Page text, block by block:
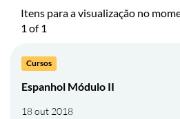
Itens para a visualização no
1 of 1
Cursos
Espanhol Módulo II
18 out 2018